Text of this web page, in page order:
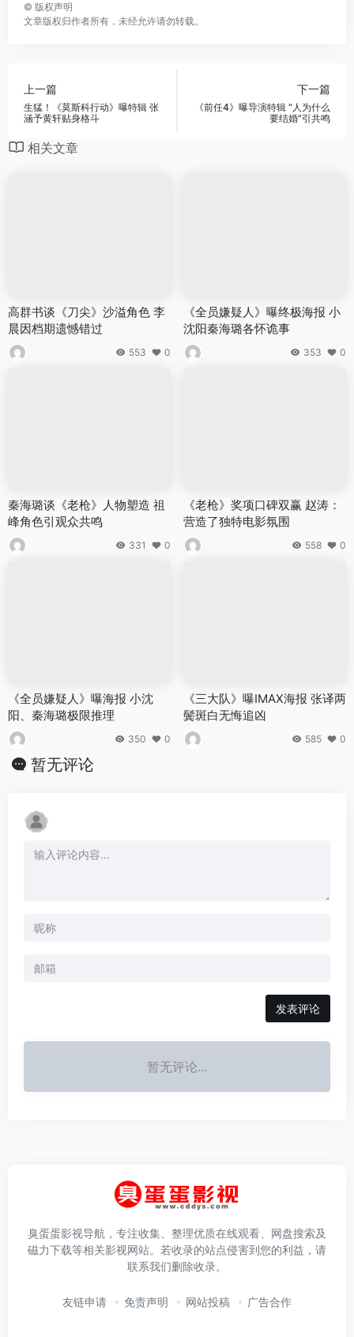
© 版权声明
文章版权归作者所有，未经允许请勿转载。
上一篇
生猛！《莫斯科行动》曝特辑 张
涵予黄轩贴身格斗
下一篇
《前任4》曝导演特辑 “人为什么
要结婚”引共鸣
相关文章
高群书谈《刀尖》沙溢角色 李
晨因档期遗憾错过
553 0
《全员嫌疑人》曝终极海报 小
沈阳秦海璐各怀诡事
353 0
秦海璐谈《老枪》人物塑造 祖
峰角色引观众共鸣
331 0
《老枪》奖项口碑双赢 赵涛：
营造了独特电影氛围
558 0
《全员嫌疑人》曝海报 小沈
阳、秦海璐极限推理
350 0
《三大队》曝IMAX海报 张译两
鬓斑白无悔追凶
585 0
暂无评论
发表评论
暂无评论...
臭蛋蛋影视导航，专注收集、整理优质在线观看、网盘搜索及
磁力下载等相关影视网站。若收录的站点侵害到您的利益，请
联系我们删除收录。
友链申请 免责声明 网站投稿 广告合作